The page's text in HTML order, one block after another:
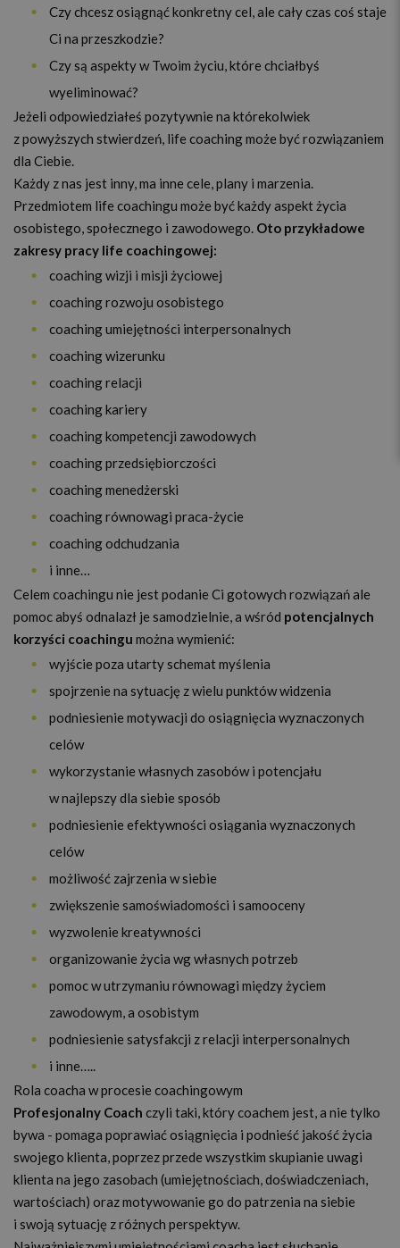
Czy chcesz osiągnąć konkretny cel, ale cały czas coś staje
Ci na przeszkodzie?
Czy są aspekty w Twoim życiu, które chciałbyś
wyeliminować?
Jeżeli odpowiedziałeś pozytywnie na którekolwiek
z powyższych stwierdzeń, life coaching może być rozwiązaniem
dla Ciebie.
Każdy z nas jest inny, ma inne cele, plany i marzenia.
Przedmiotem life coachingu może być każdy aspekt życia
osobistego, społecznego i zawodowego. Oto przykładowe
zakresy pracy life coachingowej:
coaching wizji i misji życiowej
coaching rozwoju osobistego
coaching umiejętności interpersonalnych
coaching wizerunku
coaching relacji
coaching kariery
coaching kompetencji zawodowych
coaching przedsiębiorczości
coaching menedżerski
coaching równowagi praca-życie
coaching odchudzania
i inne…
Celem coachingu nie jest podanie Ci gotowych rozwiązań ale
pomoc abyś odnalazł je samodzielnie, a wśród potencjalnych
korzyści coachingu można wymienić:
wyjście poza utarty schemat myślenia
spojrzenie na sytuację z wielu punktów widzenia
podniesienie motywacji do osiągnięcia wyznaczonych
celów
wykorzystanie własnych zasobów i potencjału
w najlepszy dla siebie sposób
podniesienie efektywności osiągania wyznaczonych
celów
możliwość zajrzenia w siebie
zwiększenie samoświadomości i samooceny
wyzwolenie kreatywności
organizowanie życia wg własnych potrzeb
pomoc w utrzymaniu równowagi między życiem
zawodowym, a osobistym
podniesienie satysfakcji z relacji interpersonalnych
i inne…..
Rola coacha w procesie coachingowym
Profesjonalny Coach czyli taki, który coachem jest, a nie tylko
bywa - pomaga poprawiać osiągnięcia i podnieść jakość życia
swojego klienta, poprzez przede wszystkim skupianie uwagi
klienta na jego zasobach (umiejętnościach, doświadczeniach,
wartościach) oraz motywowanie go do patrzenia na siebie
i swoją sytuację z różnych perspektyw.